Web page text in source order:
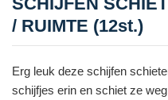
/ RUIMTE (12st.)
Erg leuk deze schijfen
schijfjes erin en schiet ze